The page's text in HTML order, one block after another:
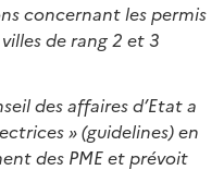
concernant les permis
de rang 2 et 3
des affaires d’Etat a
» (guidelines) en
des PME et prévoit